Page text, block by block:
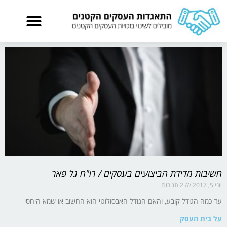
חשיבות מדידת הביצועים בעסקים / רו"ח גל פאר
יוני 5, 2017
עד כמה הגודל קובע, והאם הגודל האבסולוטי הוא החשוב או שמא היחסי
על בית העסק